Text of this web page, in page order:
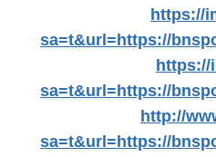
https://
sa=t&url=https://
https://
sa=t&url=https://
http://
sa=t&url=https://